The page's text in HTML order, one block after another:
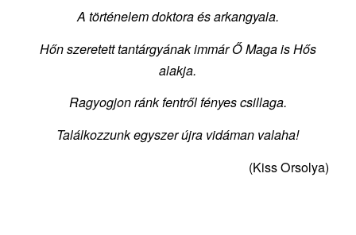
A történelem doktora és arkangyala.
Hőn szeretett tantárgyának immár Ő Maga is Hős
alakja.
Ragyogjon ránk fentről fényes csillaga.
Találkozzunk egyszer újra vidáman valaha!
(Kiss Orsolya)